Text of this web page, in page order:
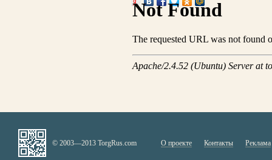
© 2003—2013 TorgRus.com О проекте Контакты Реклама